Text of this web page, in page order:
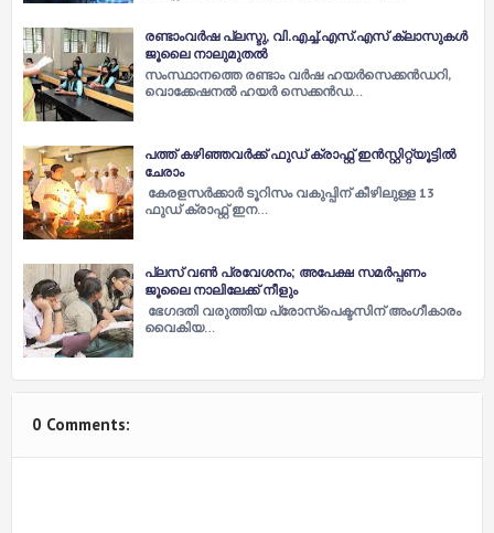
രണ്ടാംവര്‍ഷ പ്ലസ്ടു, വി.എച്ച്‌.എസ്.എസ് ക്ലാസുകള്‍
ജൂലൈ നാലുമുതല്‍
സംസ്ഥാനത്തെ രണ്ടാം വര്‍ഷ ഹയര്‍സെക്കന്‍ഡറി,
വൊക്കേഷനല്‍ ഹയര്‍ സെക്കന്‍ഡ…
പത്ത് കഴിഞ്ഞവര്‍ക്ക് ഫുഡ് ക്രാഫ്റ്റ് ഇന്‍സ്റ്റിറ്റ്യൂട്ടില്‍
ചേരാം
കേരളസര്‍ക്കാര്‍ ടൂറിസം വകുപ്പിന് കീഴിലുള്ള 13
ഫുഡ് ക്രാഫ്റ്റ് ഇന…
പ്ലസ്​ വണ്‍ പ്രവേശനം; അപേക്ഷ സമര്‍പ്പണം
ജൂലൈ നാലിലേക്ക്​ നീളും
ഭേ​ഗ​ദ​തി വ​രു​ത്തി​യ പ്രോ​സ്​​പെ​ക്ട​സി​ന്​ അം​ഗീ​കാ​രം
വൈ​കി​യ…
0 Comments: